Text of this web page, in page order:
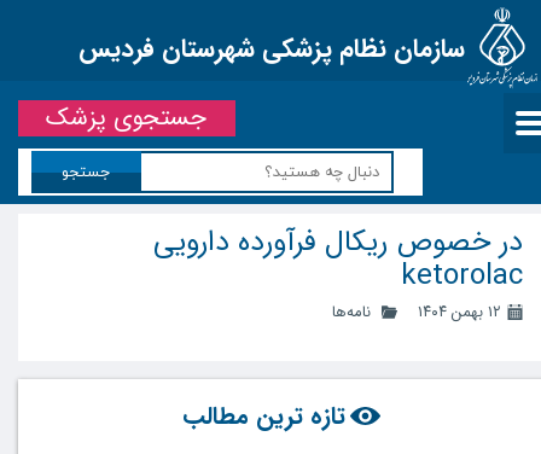
سازمان نظام پزشکی شهرستان فردیس
جستجو
جستجوی پزشک
در خصوص ریکال فرآورده دارویی
ketorolac
۱۲ بهمن ۱۴۰۴ نامه‌ها
تازه ترین مطالب